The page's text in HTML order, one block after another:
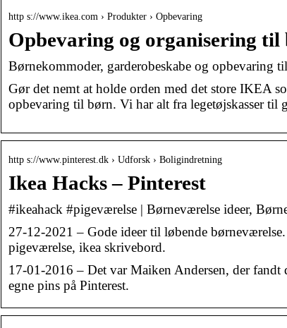
http s://www.ikea.com › Produkter › Opbevaring
Opbevaring og organisering
Børnekommoder, garderobeskabe og opbevaring
Gør det nemt at holde orden med det store IKEA
opbevaring til børn. Vi har alt fra legetøjskasser til
http s://www.pinterest.dk › Udforsk › Boligindretning
Ikea Hacks – Pinterest
#ikeahack #pigeværelse | Børneværelse ideer,
27-12-2021 – Gode ideer til løbende
pigeværelse, ikea skrivebord.
17-01-2016 – Det var Maiken Andersen, der
egne pins på Pinterest.